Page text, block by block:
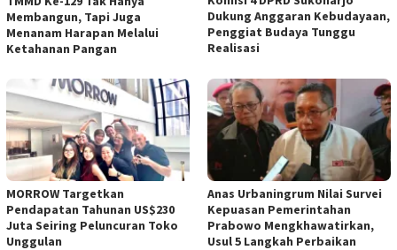
Membangun, Tapi Juga
Menanam Harapan Melalui
Ketahanan Pangan
Dukung Anggaran Kebudayaan,
Penggiat Budaya Tunggu
Realisasi
MORROW Targetkan
Pendapatan Tahunan US$230
Juta Seiring Peluncuran Toko
Unggulan
Anas Urbaningrum Nilai Survei
Kepuasan Pemerintahan
Prabowo Mengkhawatirkan,
Usul 5 Langkah Perbaikan